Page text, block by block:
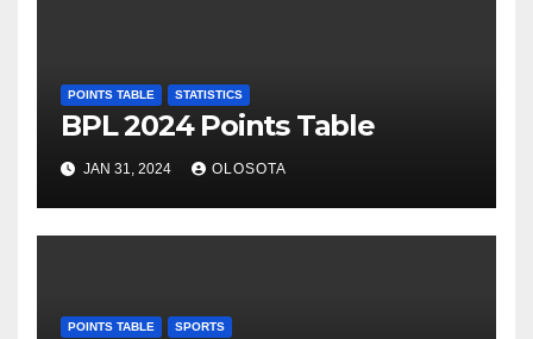
POINTS TABLE STATISTICS
BPL 2024 Points Table
JAN 31, 2024 OLOSOTA
POINTS TABLE SPORTS